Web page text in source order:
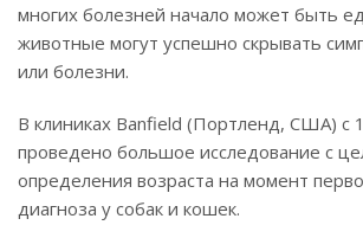
многих болезней начало может быть
животные могут успешно скрывать
или болезни.
В клиниках Banfield (Портленд, США) с
проведено большое исследование с
определения возраста на момент
диагноза у собак и кошек.